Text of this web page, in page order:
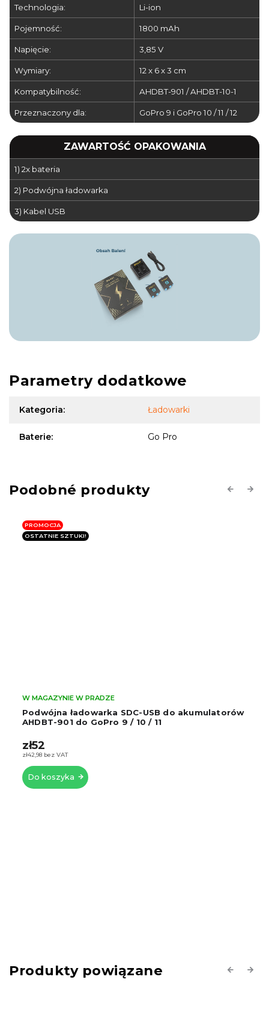
Technologia: Li-ion
Pojemność: 1800 mAh
Napięcie: 3,85 V
Wymiary: 12 x 6 x 3 cm
Kompatybilność: AHDBT-901 / AHDBT-10-1
Przeznaczony dla: GoPro 9 i GoPro 10 / 11 / 12
ZAWARTOŚĆ OPAKOWANIA
1) 2x bateria
2) Podwójna ładowarka
3) Kabel USB
Parametry dodatkowe
Kategoria: Ładowarki
Baterie: Go Pro
Previous
PROMOCJA
OSTATNIE SZTUKI!
Podwójna ładowarka SDC-USB do akumulatorów
AHDBT-901 do GoPro 9 / 10 / 11
W MAGAZYNIE W PRADZE
zł42,98 bez VAT
zł52
Do koszyka
Next
Produkty powiązane Previous
Next